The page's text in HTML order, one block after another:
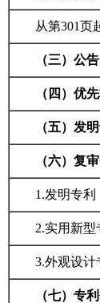
从第301页
（三）公
（四）优
（五）发
（六）复
1.发明专利
2.实用新型
3.外观设计
（七）专